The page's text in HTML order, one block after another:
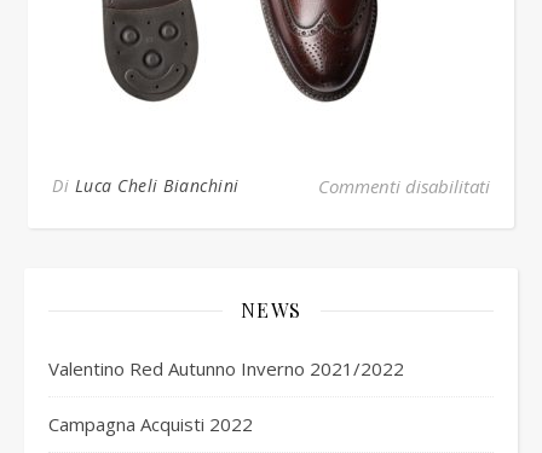
Di Luca Cheli Bianchini Commenti disabilitatisu
NEWS
Valentino Red Autunno Inverno 2021/2022
Campagna Acquisti 2022